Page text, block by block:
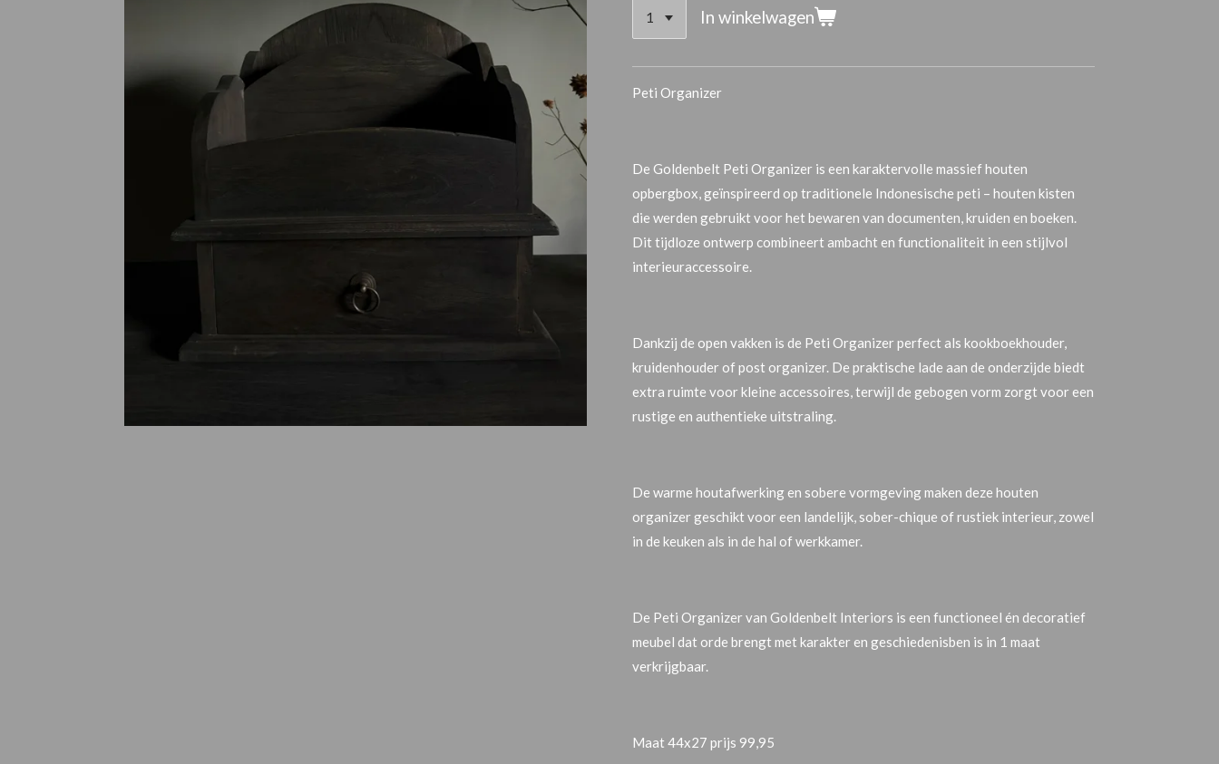
In winkelwagen
Peti Organizer
De Goldenbelt Peti Organizer is een karaktervolle massief houten
opbergbox, geïnspireerd op traditionele Indonesische peti – houten kisten
die werden gebruikt voor het bewaren van documenten, kruiden en boeken.
Dit tijdloze ontwerp combineert ambacht en functionaliteit in een stijlvol
interieuraccessoire.
Dankzij de open vakken is de Peti Organizer perfect als kookboekhouder,
kruidenhouder of post organizer. De praktische lade aan de onderzijde biedt
extra ruimte voor kleine accessoires, terwijl de gebogen vorm zorgt voor een
rustige en authentieke uitstraling.
De warme houtafwerking en sobere vormgeving maken deze houten
organizer geschikt voor een landelijk, sober-chique of rustiek interieur, zowel
in de keuken als in de hal of werkkamer.
De Peti Organizer van Goldenbelt Interiors is een functioneel én decoratief
meubel dat orde brengt met karakter en geschiedenisben is in 1 maat
verkrijgbaar.
Maat 44x27 prijs 99,95